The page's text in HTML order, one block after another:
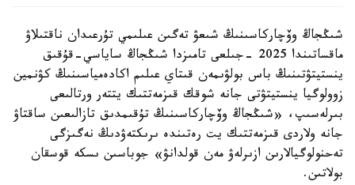
شىڭجاڭ وۆچاركاسىنىڭ شىعۋ تەگىن عىلىمي تۇرعىدان ناقتىلاۋ
ماقساتىندا 2025 -جىلعى تامىزدا شىڭجاڭ ساياسي-قۇقىق
ينستيتۋتىنىڭ باس بولۋىمەن قىتاي عىلىم اكادەمياسىنىڭ كۋنمين
زوولوگيا ينستيتۋتى جانە شوقك قىزمەتتىك يتتەر ورتالىعى
بىرلەسىپ، «شىڭجاڭ وۆچاركاسىنىڭ تۇقىمدىق تازالىعىن ساقتاۋ
جانە ولاردى قىزمەتتىك يت رەتىندە ىرىكتەۋدىڭ نەگىزگى
تەحنولوگيالارىن ازىرلەۋ مەن قولدانۋ» جوباسىن ىسكە قوسقان
بولاتىن.